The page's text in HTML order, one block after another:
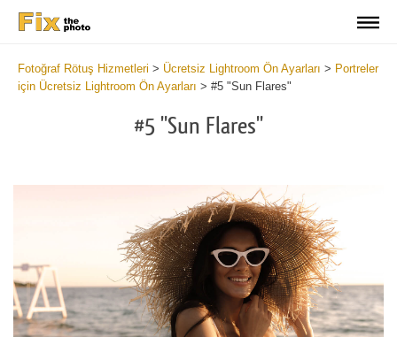
Fotoğraf Rötuş Hizmetleri > Ücretsiz Lightroom Ön Ayarları > Portreler
için Ücretsiz Lightroom Ön Ayarları > #5 "Sun Flares"
#5 "Sun Flares"